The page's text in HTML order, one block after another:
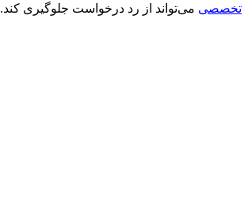
تخصصی می‌تواند از رد درخواست جلوگیری کند.